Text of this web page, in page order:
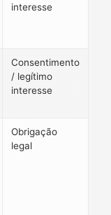
interesse
Consentimento
/ legítimo
interesse
Obrigação
legal